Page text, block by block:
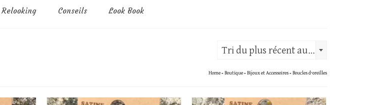
Relooking Conseils Look Book
Tri du plus récent au plus ancien
Home » Boutique » Bijoux et Accessoires » Boucles d'oreilles